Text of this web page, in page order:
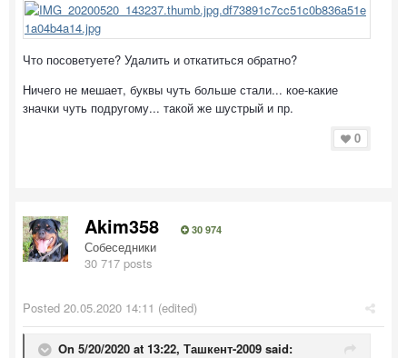
Что посоветуете? Удалить и откатиться обратно?
Ничего не мешает, буквы чуть больше стали... кое-какие
значки чуть подругому... такой же шустрый и пр.
0
Akim358 30 974
Собеседники
30 717 posts
Posted 20.05.2020 14:11 (edited)
On 5/20/2020 at 13:22, Ташкент-2009 said: